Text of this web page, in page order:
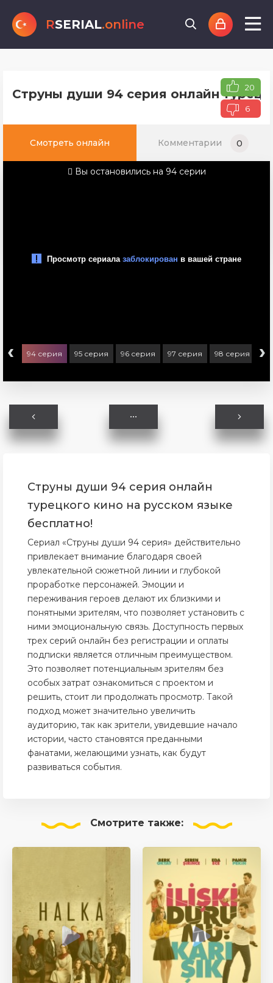
RSERIAL.online
Струны души 94 серия онлайн 20
6
Смотреть онлайн Комментарии 0
Вы остановились на 94 серии
‹ 94 серия 95 серия 96 серия 97 серия 98 серия ›
Струны души 94 серия онлайн
турецкого кино на русском языке
бесплатно!
Сериал «Струны души 94 серия» действительно
привлекает внимание благодаря своей
увлекательной сюжетной линии и глубокой
проработке персонажей. Эмоции и
переживания героев делают их близкими и
понятными зрителям, что позволяет установить с
ними эмоциональную связь. Доступность первых
трех серий онлайн без регистрации и оплаты
подписки является отличным преимуществом.
Это позволяет потенциальным зрителям без
особых затрат ознакомиться с проектом и
решить, стоит ли продолжать просмотр. Такой
подход может значительно увеличить
аудиторию, так как зрители, увидевшие начало
истории, часто становятся преданными
фанатами, желающими узнать, как будут
развиваться события.
Смотрите также: